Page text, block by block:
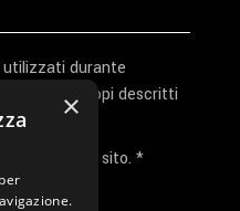
utilizzati durante
e per altri scopi descritti
policy del sito. *
×